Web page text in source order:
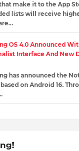
make it to the App
lists will receive
OS 4.0 Announced
Interface And New
has announced the
on Android 16.